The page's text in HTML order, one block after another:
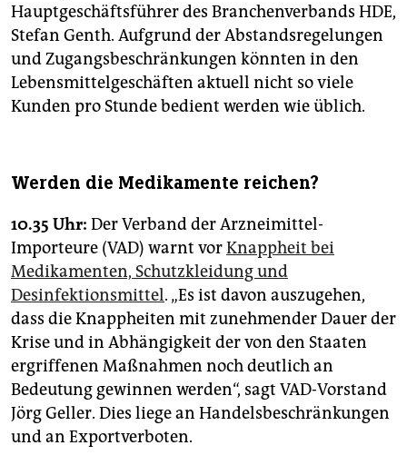
Hauptgeschäftsführer des Branchenverbands HDE,
Stefan Genth. Aufgrund der Abstandsregelungen
und Zugangsbeschränkungen könnten in den
Lebensmittelgeschäften aktuell nicht so viele
Kunden pro Stunde bedient werden wie üblich.
Werden die Medikamente reichen?
10.35 Uhr: Der Verband der Arzneimittel-
Importeure (VAD) warnt vorKnappheit bei
Medikamenten, Schutzkleidung und
Desinfektionsmittel. „Es ist davon auszugehen,
dass die Knappheiten mit zunehmender Dauer der
Krise und in Abhängigkeit der von den Staaten
ergriffenen Maßnahmen noch deutlich an
Bedeutung gewinnen werden“, sagt VAD-Vorstand
Jörg Geller. Dies liege an Handelsbeschränkungen
und an Exportverboten.